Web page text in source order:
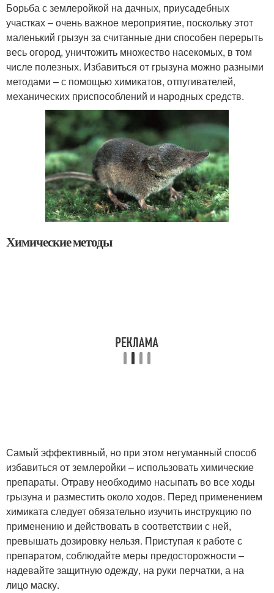
Борьба с землеройкой на дачных, приусадебных
участках – очень важное мероприятие, поскольку этот
маленький грызун за считанные дни способен перерыть
весь огород, уничтожить множество насекомых, в том
числе полезных. Избавиться от грызуна можно разными
методами – с помощью химикатов, отпугивателей,
механических приспособлений и народных средств.
Химические методы
Самый эффективный, но при этом негуманный способ
избавиться от землеройки – использовать химические
препараты. Отраву необходимо насыпать во все ходы
грызуна и разместить около ходов. Перед применением
химиката следует обязательно изучить инструкцию по
применению и действовать в соответствии с ней,
превышать дозировку нельзя. Приступая к работе с
препаратом, соблюдайте меры предосторожности –
надевайте защитную одежду, на руки перчатки, а на
лицо маску.